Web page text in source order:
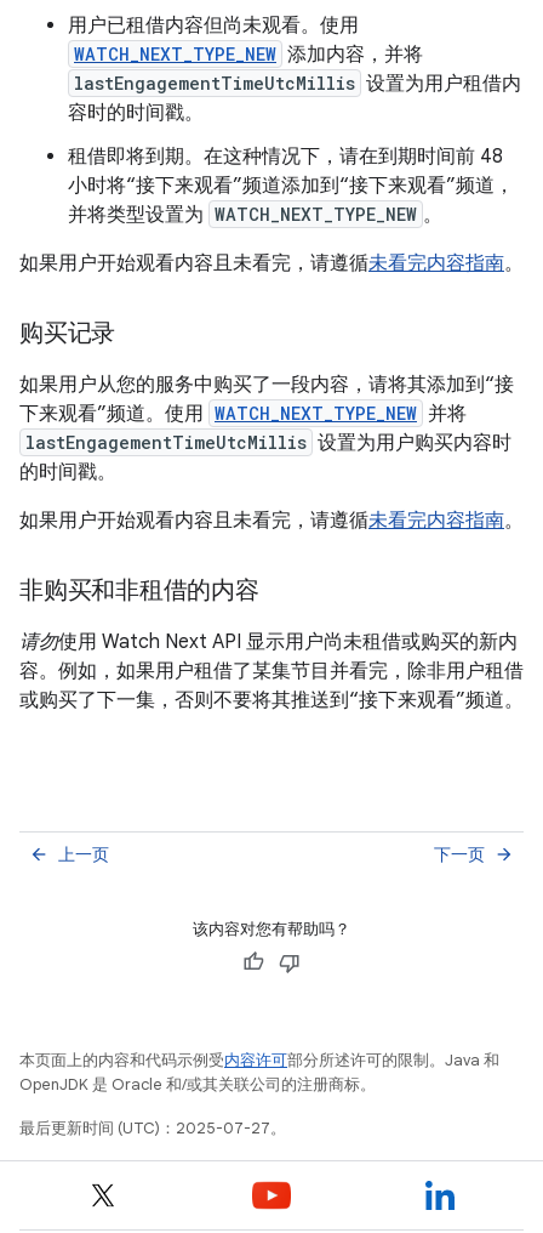
用户已租借内容但尚未观看。使用
WATCH_NEXT_TYPE_NEW 添加内容，并将
lastEngagementTimeUtcMillis 设置为用户租借内
容时的时间戳。
租借即将到期。在这种情况下，请在到期时间前 48
小时将“接下来观看”频道添加到“接下来观看”频道，
并将类型设置为 WATCH_NEXT_TYPE_NEW 。
如果用户开始观看内容且未看完，请遵循未看完内容指南。
购买记录
如果用户从您的服务中购买了一段内容，请将其添加到“接
下来观看”频道。使用 WATCH_NEXT_TYPE_NEW 并将
lastEngagementTimeUtcMillis 设置为用户购买内容时
的时间戳。
如果用户开始观看内容且未看完，请遵循未看完内容指南。
非购买和非租借的内容
请勿使用 Watch Next API 显示用户尚未租借或购买的新内
容。例如，如果用户租借了某集节目并看完，除非用户租借
或购买了下一集，否则不要将其推送到“接下来观看”频道。
上一页
arrow_back 下一页 arrow_forward
该内容对您有帮助吗？
本页面上的内容和代码示例受内容许可部分所述许可的限制。Java 和
OpenJDK 是 Oracle 和/或其关联公司的注册商标。
最后更新时间 (UTC)：2025-07-27。